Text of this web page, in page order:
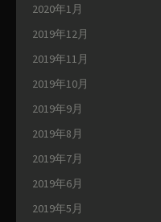
2020年1月
2019年12月
2019年11月
2019年10月
2019年9月
2019年8月
2019年7月
2019年6月
2019年5月